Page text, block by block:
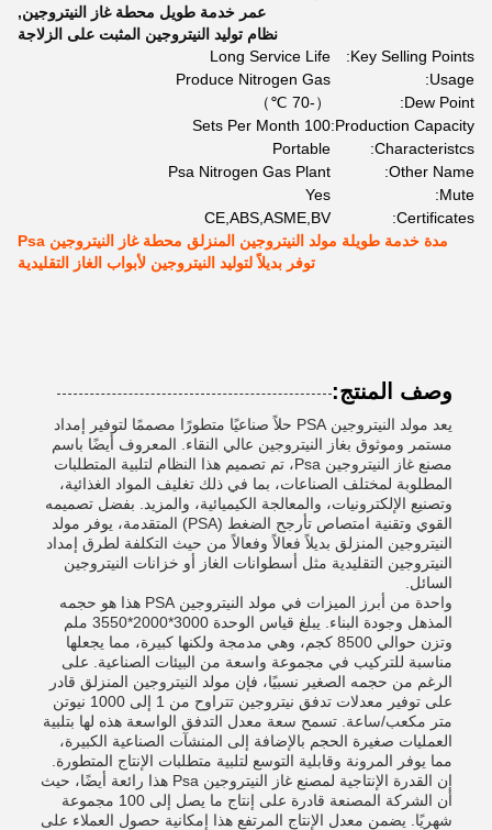
عمر خدمة طويل محطة غاز النيتروجين,
نظام توليد النيتروجين المثبت على الزلاجة
Key Selling Points:
Long Service Life
Usage:
Produce Nitrogen Gas
Dew Point:
（-70 ℃）
Production Capacity:
100 Sets Per Month
Characteristcs:
Portable
Other Name:
Psa Nitrogen Gas Plant
Mute:
Yes
Certificates:
CE,ABS,ASME,BV
مدة خدمة طويلة مولد النيتروجين المنزلق محطة غاز النيتروجين Psa
توفر بديلاً لتوليد النيتروجين لأبواب الغاز التقليدية
وصف المنتج:
يعد مولد النيتروجين PSA حلاً صناعيًا متطورًا مصممًا لتوفير إمداد
مستمر وموثوق بغاز النيتروجين عالي النقاء. المعروف أيضًا باسم
مصنع غاز النيتروجين Psa، تم تصميم هذا النظام لتلبية المتطلبات
المطلوبة لمختلف الصناعات، بما في ذلك تغليف المواد الغذائية،
وتصنيع الإلكترونيات، والمعالجة الكيميائية، والمزيد. بفضل تصميمه
القوي وتقنية امتصاص تأرجح الضغط (PSA) المتقدمة، يوفر مولد
النيتروجين المنزلق بديلاً فعالاً وفعالاً من حيث التكلفة لطرق إمداد
النيتروجين التقليدية مثل أسطوانات الغاز أو خزانات النيتروجين
السائل.
واحدة من أبرز الميزات في مولد النيتروجين PSA هذا هو حجمه
المذهل وجودة البناء. يبلغ قياس الوحدة 3000*2000*3550 ملم
وتزن حوالي 8500 كجم، وهي مدمجة ولكنها كبيرة، مما يجعلها
مناسبة للتركيب في مجموعة واسعة من البيئات الصناعية. على
الرغم من حجمه الصغير نسبيًا، فإن مولد النيتروجين المنزلق قادر
على توفير معدلات تدفق نيتروجين تتراوح من 1 إلى 1000 نيوتن
متر مكعب/ساعة. تسمح سعة معدل التدفق الواسعة هذه لها بتلبية
العمليات صغيرة الحجم بالإضافة إلى المنشآت الصناعية الكبيرة،
مما يوفر المرونة وقابلية التوسع لتلبية متطلبات الإنتاج المتطورة.
إن القدرة الإنتاجية لمصنع غاز النيتروجين Psa هذا رائعة أيضًا، حيث
أن الشركة المصنعة قادرة على إنتاج ما يصل إلى 100 مجموعة
شهريًا. يضمن معدل الإنتاج المرتفع هذا إمكانية حصول العملاء على